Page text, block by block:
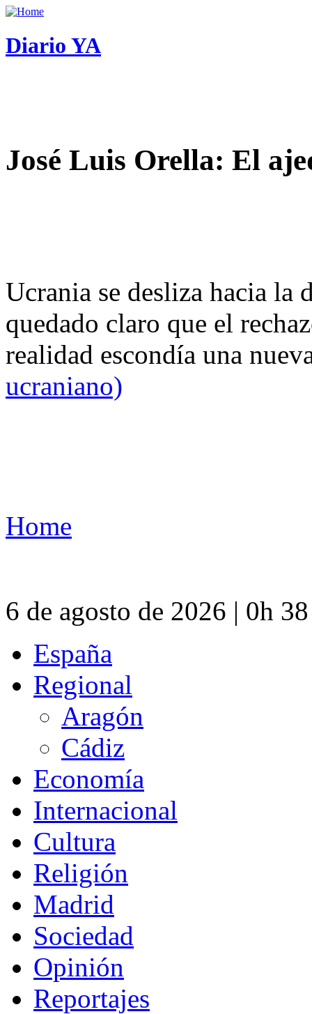
Diario YA
José Luis Orella: El
Ucrania se desliza hacia
quedado claro que el
realidad escondía una
ucraniano)
Home
6 de agosto de 2026 | 0h
España
Regional
Aragón
Cádiz
Economía
Internacional
Cultura
Religión
Madrid
Sociedad
Opinión
Reportajes